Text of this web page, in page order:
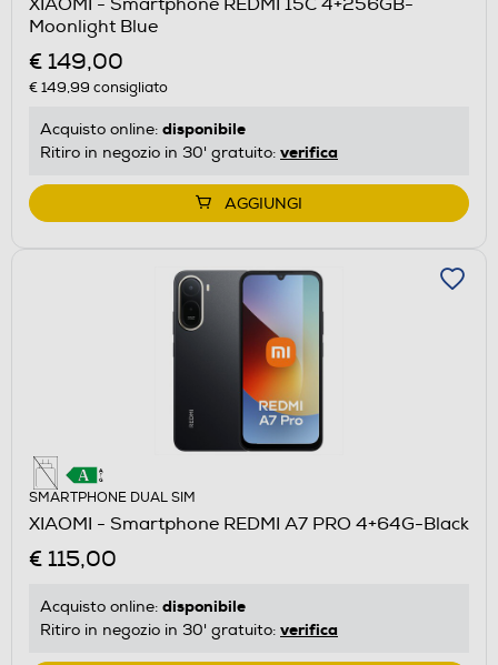
XIAOMI - Smartphone REDMI 15C 4+256GB-
Moonlight Blue
€ 149,00
€ 149,99 consigliato
Acquisto online: disponibile
Ritiro in negozio in 30' gratuito: verifica
AGGIUNGI
SMARTPHONE DUAL SIM
XIAOMI - Smartphone REDMI A7 PRO 4+64G-Black
€ 115,00
Acquisto online: disponibile
Ritiro in negozio in 30' gratuito: verifica